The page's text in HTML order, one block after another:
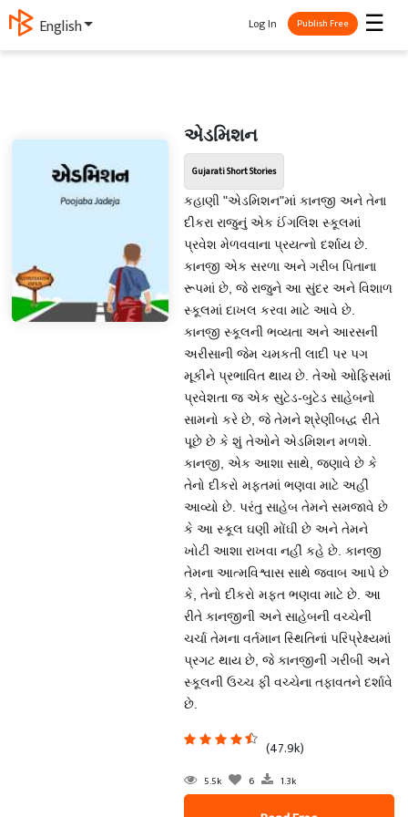
English ☰
Log In Publish Free
એડમિશન
Gujarati Short Stories
કહાણી "એડમિશન"માં કાનજી અને તેના
દીકરા રાજુનું એક ઈંગલિશ સ્કૂલમાં
પ્રવેશ મેળવવાના પ્રયત્નો દર્શાય છે.
કાનજી એક સરળા અને ગરીબ પિતાના
રૂપમાં છે, જે રાજુને આ સુંદર અને વિશાળ
સ્કૂલમાં દાખલ કરવા માટે આવે છે.
કાનજી સ્કૂલની ભવ્યતા અને આરસની
અરીસાની જેમ ચમકતી લાદી પર પગ
મૂકીને પ્રભાવિત થાય છે. તેઓ ઓફિસમાં
પ્રવેશતા જ એક સુટેડ-બુટેડ સાહેબનો
સામનો કરે છે, જે તેમને શ્રેણીબદ્ધ રીતે
પૂછે છે કે શું તેઓને એડમિશન મળશે.
કાનજી, એક આશા સાથે, જણાવે છે કે
તેનો દીકરો મફતમાં ભણવા માટે અહીં
આવ્યો છે. પરંતુ સાહેબ તેમને સમજાવે છે
કે આ સ્કૂલ ઘણી મોંઘી છે અને તેમને
ખોટી આશા રાખવા નહીં કહે છે. કાનજી
તેમના આત્મવિશ્વાસ સાથે જવાબ આપે છે
કે, તેનો દીકરો મફત ભણવા માટે છે. આ
રીતે કાનજીની અને સાહેબની વચ્ચેની
ચર્ચા તેમના વર્તમાન સ્થિતિનાં પરિપ્રેક્ષ્યમાં
પ્રગટ થાય છે, જે કાનજીની ગરીબી અને
સ્કૂલની ઉચ્ચ ફી વચ્ચેના તફાવતને દર્શાવે
છે.
(47.9k)
5.5k 6 1.3k